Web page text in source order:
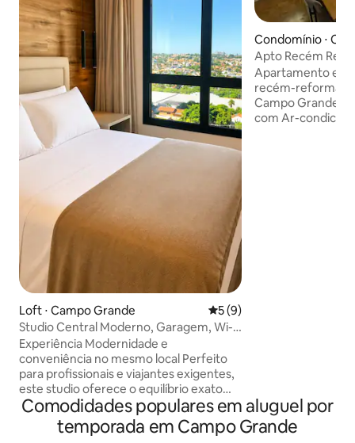
Loft ⋅ Campo Grande 5 de uma avaliação média
5 (9)
Studio Central Moderno, Garagem, Wi-Fi
650MB - 905
Experiência Modernidade e
conveniência no mesmo local Perfeito
para profissionais e viajantes exigentes,
este studio oferece o equilíbrio exato
entre funcionalidade e bem-estar.
Cozinha completa e integrada para total
autonomia, além de uma sacada
Condomínio ⋅
a
Apto Recém
Localização
Apartamento
recém-
Campo Grande!
com Ar-
Comodidades populares em aluguel por
temporada em Campo Grande